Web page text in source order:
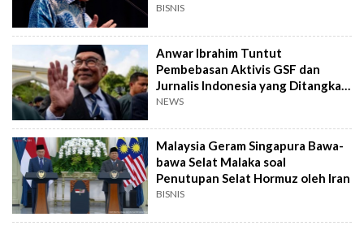
BISNIS
Anwar Ibrahim Tuntut
Pembebasan Aktivis GSF dan
Jurnalis Indonesia yang Ditangkap
Militer Israel
NEWS
Malaysia Geram Singapura Bawa-
bawa Selat Malaka soal
Penutupan Selat Hormuz oleh Iran
BISNIS